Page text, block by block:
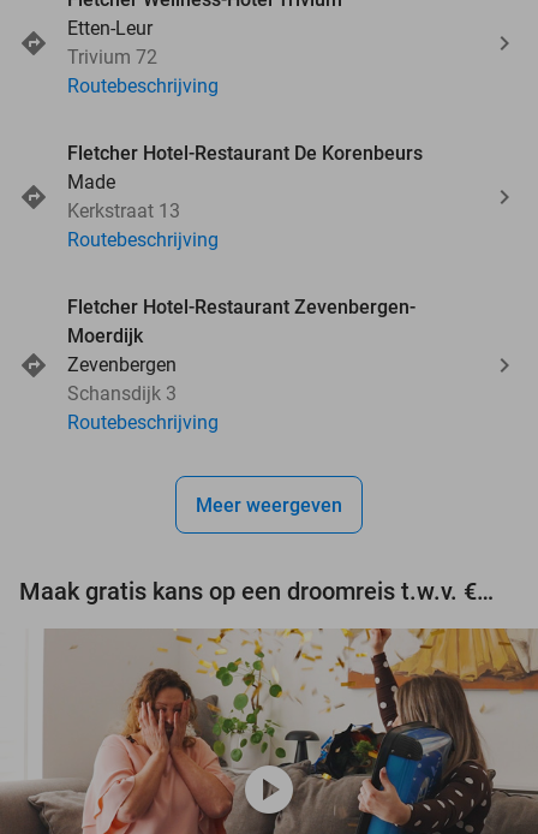
Etten-Leur
Trivium 72
Routebeschrijving
Fletcher Hotel-Restaurant De Korenbeurs
Made
Kerkstraat 13
Routebeschrijving
Fletcher Hotel-Restaurant Zevenbergen-
Moerdijk
Zevenbergen
Schansdijk 3
Routebeschrijving
Meer weergeven
Maak gratis kans op een droomreis t.w.v. €3.000!
play_circle